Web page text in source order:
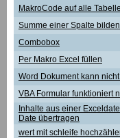
MakroCode auf alle
Summe einer Spalte
Combobox
Per Makro Excel füllen
Word Dokument kann
VBA Formular funktioniert
Inhalte aus einer
Date übertragen
wert mit schleife